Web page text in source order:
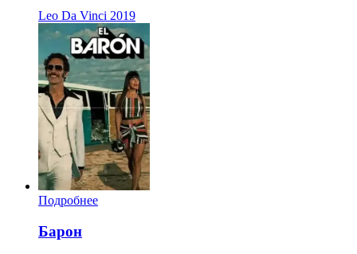
Leo Da Vinci 2019
Подробнее
Барон